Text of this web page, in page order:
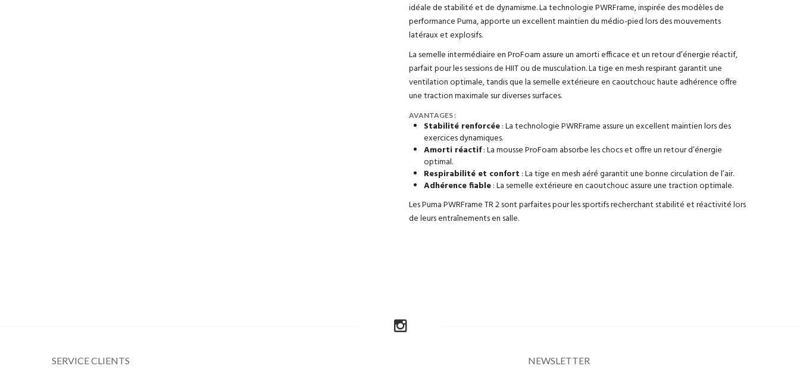
idéale de stabilité et de dynamisme. La technologie PWRFrame, inspirée des modèles de
performance Puma, apporte un excellent maintien du médio-pied lors des mouvements
latéraux et explosifs.
La semelle intermédiaire en ProFoam assure un amorti efficace et un retour d’énergie réactif,
parfait pour les sessions de HIIT ou de musculation. La tige en mesh respirant garantit une
ventilation optimale, tandis que la semelle extérieure en caoutchouc haute adhérence offre
une traction maximale sur diverses surfaces.
AVANTAGES :
Stabilité renforcée: La technologie PWRFrame assure un excellent maintien lors des
exercices dynamiques.
Amorti réactif: La mousse ProFoam absorbe les chocs et offre un retour d’énergie
optimal.
Respirabilité et confort : La tige en mesh aéré garantit une bonne circulation de l’air.
Adhérence fiable: La semelle extérieure en caoutchouc assure une traction optimale.
Les Puma PWRFrame TR 2 sont parfaites pour les sportifs recherchant stabilité et réactivité lors
de leurs entraînements en salle.
SERVICE CLIENTS NEWSLETTER